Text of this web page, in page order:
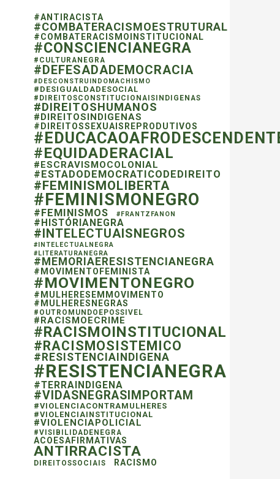
#ANTIRACISTA
#COMBATERACISMOESTRUTURAL
#COMBATERACISMOINSTITUCIONAL
#CONSCIENCIANEGRA
#CULTURANEGRA
#DEFESADADEMOCRACIA
#DESCONSTRUINDOMACHISMO
#DESIGUALDADESOCIAL
#DIREITOSCONSTITUCIONAISINDIGENAS
#DIREITOSHUMANOS
#DIREITOSINDIGENAS
#DIREITOSSEXUAISREPRODUTIVOS
#EQUIDADERACIAL
#ESCRAVISMOCOLONIAL
#ESTADODEMOCRATICODEDIREITO
#FEMINISMOLIBERTA
#FEMINISMONEGRO
#FEMINISMOS #FRANTZFANON
#HISTÓRIANEGRA
#INTELECTUAISNEGROS
#INTELECTUALNEGRA
#LITERATURANEGRA
#MEMORIAERESISTENCIANEGRA
#MOVIMENTOFEMINISTA
#MOVIMENTONEGRO
#MULHERESEMMOVIMENTO
#MULHERESNEGRAS
#OUTROMUNDOEPOSSIVEL
#RACISMOECRIME
#RACISMOINSTITUCIONAL
#RACISMOSISTEMICO
#RESISTENCIAINDIGENA
#RESISTENCIANEGRA
#TERRAINDIGENA
#VIDASNEGRASIMPORTAM
#VIOLENCIACONTRAMULHERES
#VIOLENCIAINSTITUCIONAL
#VIOLENCIAPOLICIAL
#VISIBILIDADENEGRA
ACOESAFIRMATIVAS
ANTIRRACISTA
DIREITOSSOCIAIS RACISMO